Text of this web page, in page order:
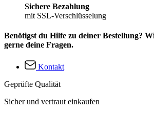
Sichere Bezahlung
mit SSL-Verschlüsselung
Benötigst du Hilfe zu deiner Bestellung?
gerne deine Fragen.
Kontakt
Geprüfte Qualität
Sicher und vertraut einkaufen